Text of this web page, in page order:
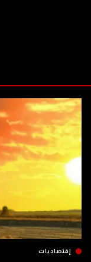
إقتصاديات